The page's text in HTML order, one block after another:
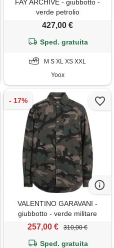
FAY ARCHIVE - giubbotto -
verde petrolio
427,00 €
Sped. gratuita
M S XL XS XXL
Yoox
VALENTINO GARAVANI -
giubbotto - verde militare
257,00 € 310,00 €
Sped. gratuita